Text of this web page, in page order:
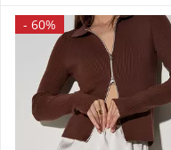
- 60%